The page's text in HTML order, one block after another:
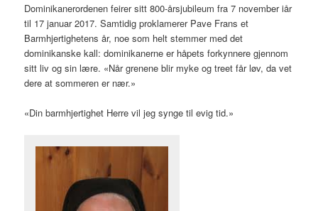
Dominikanerordenen feirer sitt 800-årsjubileum fra 7 november iår
til 17 januar 2017. Samtidig proklamerer Pave Frans et
Barmhjertighetens år, noe som helt stemmer med det
dominikanske kall: dominikanerne er håpets forkynnere gjennom
sitt liv og sin lære. «Når grenene blir myke og treet får løv, da vet
dere at sommeren er nær.»
«Din barmhjertighet Herre vil jeg synge til evig tid.»